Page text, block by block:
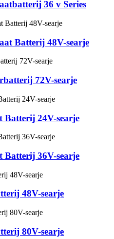
36 v Series
Batterij 48V-searje
72V-searje
24V-searje
36V-searje
48V-searje
80V-searje